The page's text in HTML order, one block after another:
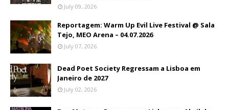
July 09, 2026
Reportagem: Warm Up Evil Live Festival @ Sala
Tejo, MEO Arena – 04.07.2026
July 07, 2026
Dead Poet Society Regressam a Lisboa em
Janeiro de 2027
July 02, 2026